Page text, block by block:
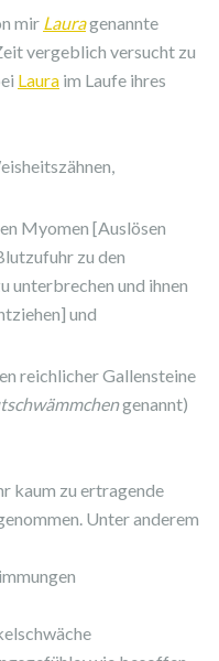
mir Lauragenannte
vergeblich versucht zu
Laura im Laufe ihres
Myomen [Auslösen
zu den
unterbrechen und ihnen
und
reichlicher Gallensteine
genannt)
kaum zu ertragende
Unter anderem